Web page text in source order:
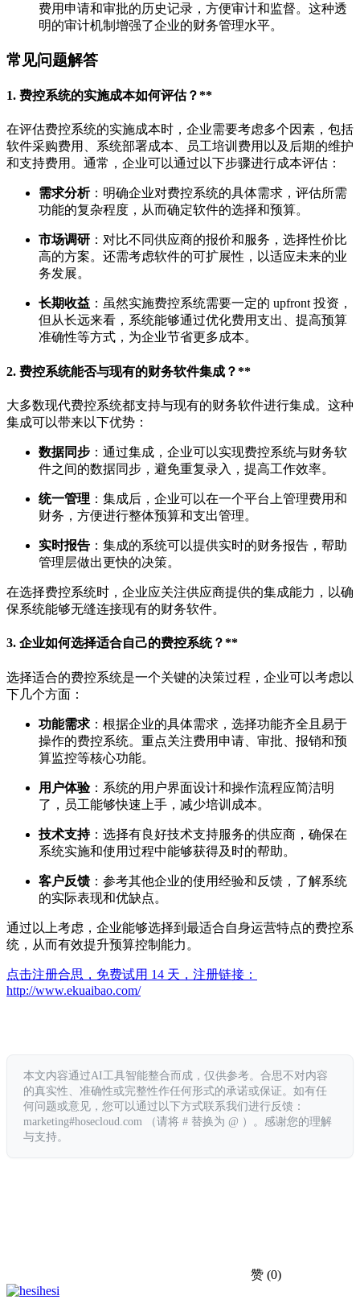
费用申请和审批的历史记录，方便审计和监督。这种透
明的审计机制增强了企业的财务管理水平。
常见问题解答
1. 费控系统的实施成本如何评估？**
在评估费控系统的实施成本时，企业需要考虑多个因素，包括
软件采购费用、系统部署成本、员工培训费用以及后期的维护
和支持费用。通常，企业可以通过以下步骤进行成本评估：
需求分析：明确企业对费控系统的具体需求，评估所需
功能的复杂程度，从而确定软件的选择和预算。
市场调研 ：对比不同供应商的报价和服务，选择性价比
高的方案。还需考虑软件的可扩展性，以适应未来的业
务发展。
长期收益 ：虽然实施费控系统需要一定的 upfront 投资，
但从长远来看，系统能够通过优化费用支出、提高预算
准确性等方式，为企业节省更多成本。
2. 费控系统能否与现有的财务软件集成？**
大多数现代费控系统都支持与现有的财务软件进行集成。这种
集成可以带来以下优势：
数据同步 ：通过集成，企业可以实现费控系统与财务软
件之间的数据同步，避免重复录入，提高工作效率。
统一管理 ：集成后，企业可以在一个平台上管理费用和
财务，方便进行整体预算和支出管理。
实时报告 ：集成的系统可以提供实时的财务报告，帮助
管理层做出更快的决策。
在选择费控系统时，企业应关注供应商提供的集成能力，以确
保系统能够无缝连接现有的财务软件。
3. 企业如何选择适合自己的费控系统？**
选择适合的费控系统是一个关键的决策过程，企业可以考虑以
下几个方面：
功能需求 ：根据企业的具体需求，选择功能齐全且易于
操作的费控系统。重点关注费用申请、审批、报销和预
算监控等核心功能。
用户体验：系统的用户界面设计和操作流程应简洁明
了，员工能够快速上手，减少培训成本。
技术支持：选择有良好技术支持服务的供应商，确保在
系统实施和使用过程中能够获得及时的帮助。
客户反馈 ：参考其他企业的使用经验和反馈，了解系统
的实际表现和优缺点。
通过以上考虑，企业能够选择到最适合自身运营特点的费控系
统，从而有效提升预算控制能力。
点击注册合思，免费试用 14 天，注册链接：
http://www.ekuaibao.com/
本文内容通过AI工具智能整合而成，仅供参考。合思不对内容
的真实性、准确性或完整性作任何形式的承诺或保证。如有任
何问题或意见，您可以通过以下方式联系我们进行反馈：
marketing#hosecloud.com （请将 # 替换为 @ ）。感谢您的理解
与支持。
赞 (0)
hesi